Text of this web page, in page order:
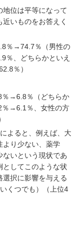
地位は平等になって
いものをお答えく
％→74.7％（男性の
％、どちらかといえ
％）
％→6.8％（どちらか
％→6.1％、女性の方
よると、例えば、大
より少ない、薬学
ないという現状であ
としてこのような状
択に影響を与える
くつでも）（上位4